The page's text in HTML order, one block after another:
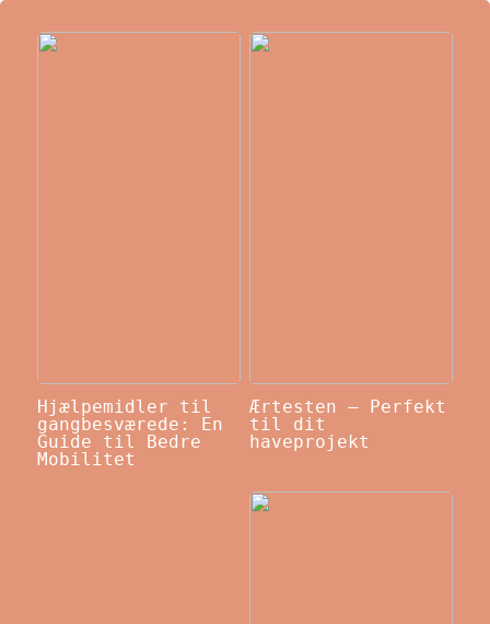
Hjælpemidler til
gangbesværede: En
Guide til Bedre
Mobilitet
Ærtesten – Perfekt
til dit
haveprojekt